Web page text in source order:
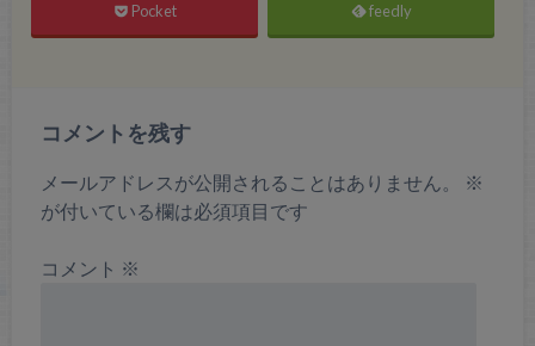
Pocket feedly
コメントを残す
メールアドレスが公開されることはありません。
※
が付いている欄は必須項目です
コメント ※